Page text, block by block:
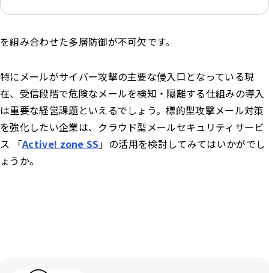
を組み合わせた多層防御が不可欠です。
特にメールがサイバー攻撃の主要な侵入口となっている現
在、受信段階で危険なメールを検知・隔離する仕組みの導入
は重要な経営課題といえるでしょう。標的型攻撃メール対策
を強化したい企業は、クラウド型メールセキュリティサービ
ス 「Active! zone SS 」の活用を検討してみてはいかがでし
ょうか。